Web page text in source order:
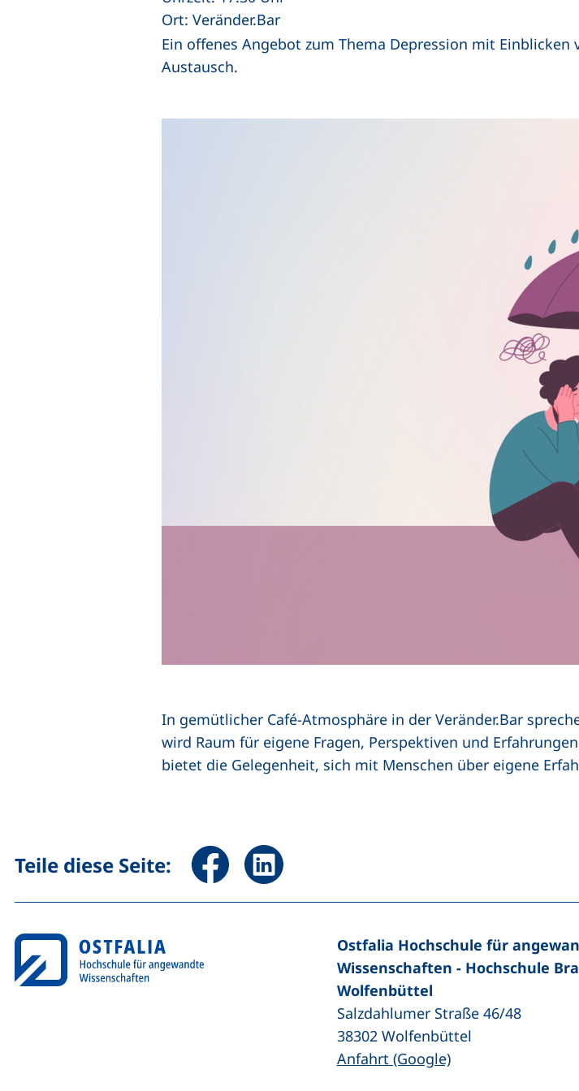
Ort: Veränder.Bar
Ein offenes Angebot zum Thema Depression mit
Austausch.
In gemütlicher Café-Atmosphäre in der Veränder.Bar
wird Raum für eigene Fragen, Perspektiven und
bietet die Gelegenheit, sich mit Menschen über eigene
Teile diese Seite: Seite über Facebook teilen (externer Link, öffnet neues
Seite über LinkedIn teilen (externer Link, öffnet
Ostfalia Hochschule für
Wissenschaften - Hochschule
Wolfenbüttel
Salzdahlumer Straße 46/48
38302 Wolfenbüttel
Anfahrt (Google)(externer Link,